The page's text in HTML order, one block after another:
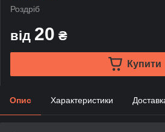
Роздріб
від 20 ₴
Купити
Опис Характеристики